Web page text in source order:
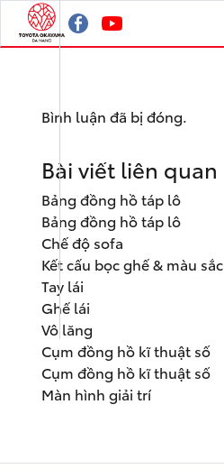
Bình luận đã bị đóng.
Bài viết liên quan
Bảng đồng hồ táp lô
Bảng đồng hồ táp lô
Chế độ sofa
Kết cấu bọc ghế & màu sắc
Tay lái
Ghế lái
Vô lăng
Cụm đồng hồ kĩ thuật số
Cụm đồng hồ kĩ thuật số
Màn hình giải trí